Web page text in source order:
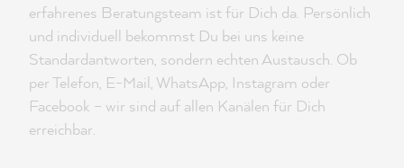
erfahrenes Beratungsteam ist für Dich da. Persönlich
und individuell bekommst Du bei uns keine
Standardantworten, sondern echten Austausch. Ob
per Telefon, E-Mail, WhatsApp, Instagram oder
Facebook – wir sind auf allen Kanälen für Dich
erreichbar.